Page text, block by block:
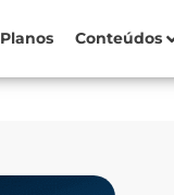
Planos Conteúdos